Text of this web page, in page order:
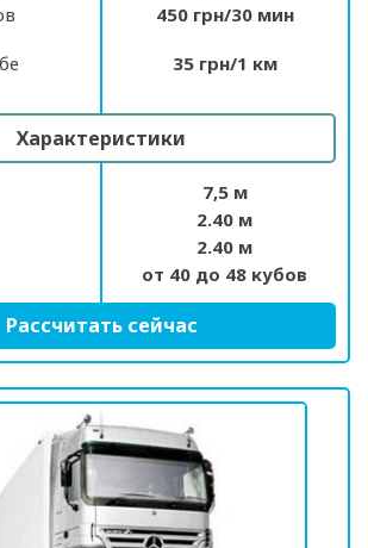
450 грн/30 мин
35 грн/1 км
Характеристики
7,5 м
2.40 м
2.40 м
от 40 до 48 кубов
Рассчитать сейчас